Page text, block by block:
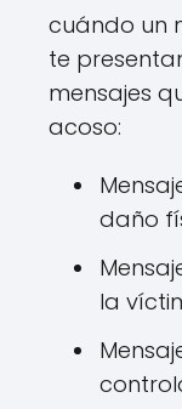
cuándo un
te
mensajes
acoso:
daño
la